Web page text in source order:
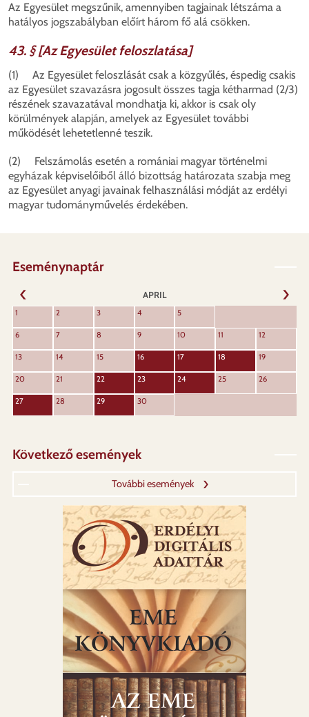
Az Egyesület megszűnik, amennyiben tagjainak létszáma a
hatályos jogszabályban előírt három fő alá csökken.
43. § [Az Egyesület feloszlatása]
(1) Az Egyesület feloszlását csak a közgyűlés, éspedig csakis
az Egyesület szavazásra jogosult összes tagja kétharmad (2/3)
részének szavazatával mondhatja ki, akkor is csak oly
körülmények alapján, amelyek az Egyesület további
működését lehetetlenné teszik.
(2) Felszámolás esetén a romániai magyar történelmi
egyházak képviselőiből álló bizottság határozata szabja meg
az Egyesület anyagi javainak felhasználási módját az erdélyi
magyar tudományművelés érdekében.
Eseménynaptár
PREVIOUS
APRIL
1 2 3 4 5
6 7 8 9 10 11 12
13 14 15 16 17 18 19
20 21 22 23 24 25 26
27 28 29 30
Következő események
További események